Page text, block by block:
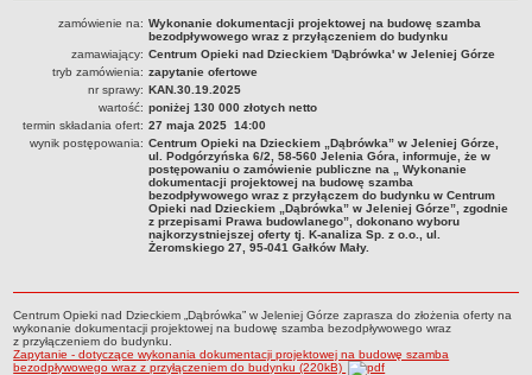
Inne placówki
PRACA W PLACÓWKACH OŚWIATWYCH
ZARZĄDZENIA
PRZETARGI
SPRAWOZDANIA FINANSOWE
2018
2023
2024
2025
zamówienie na: Wykonanie dokumentacji projektowej na budowę szamba
bezodpływowego wraz z przyłączeniem do budynku
zamawiający: Centrum Opieki nad Dzieckiem 'Dąbrówka' w Jeleniej Górze
tryb zamówienia: zapytanie ofertowe
nr sprawy: KAN.30.19.2025
wartość: poniżej 130 000 złotych netto
termin składania ofert: 27 maja 2025 14:00
wynik postępowania: Centrum Opieki na Dzieckiem „Dąbrówka” w Jeleniej Górze,
ul. Podgórzyńska 6/2, 58-560 Jelenia Góra, informuje, że w
postępowaniu o zamówienie publiczne na „ Wykonanie
dokumentacji projektowej na budowę szamba
bezodpływowego wraz z przyłączem do budynku w Centrum
Opieki nad Dzieckiem „Dąbrówka” w Jeleniej Górze”, zgodnie
z przepisami Prawa budowlanego”, dokonano wyboru
najkorzystniejszej oferty tj. K-analiza Sp. z o.o., ul.
Żeromskiego 27, 95-041 Gałków Mały.
Centrum Opieki nad Dzieckiem „Dąbrówka” w Jeleniej Górze zaprasza do złożenia oferty na
wykonanie dokumentacji projektowej na budowę szamba bezodpływowego wraz
z przyłączeniem do budynku.
Zapytanie - dotyczące wykonania dokumentacji projektowej na budowę szamba
bezodpływowego wraz z przyłączeniem do budynku (220kB)